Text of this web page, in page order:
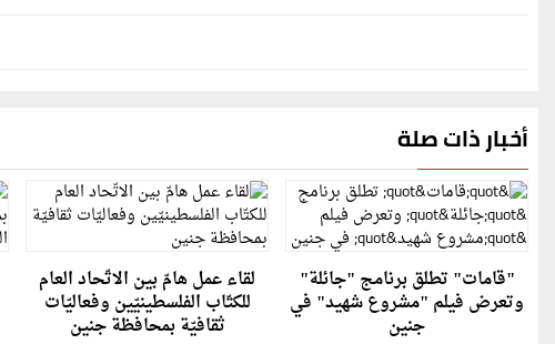
أخبار ذات صلة
"قامات" تطلق برنامج "جائلة"
وتعرض فيلم "مشروع شهيد" في
جنين
لقاء عمل هامّ بين الاتّحاد العام
للكتّاب الفلسطينيّين وفعاليّات
ثقافيّة بمحافظة جنين